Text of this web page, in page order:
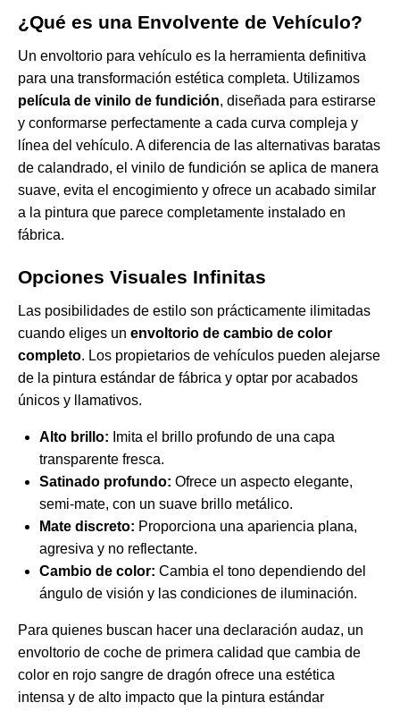
¿Qué es una Envolvente de Vehículo?
Un envoltorio para vehículo es la herramienta definitiva
para una transformación estética completa. Utilizamos
película de vinilo de fundición, diseñada para estirarse
y conformarse perfectamente a cada curva compleja y
línea del vehículo. A diferencia de las alternativas baratas
de calandrado, el vinilo de fundición se aplica de manera
suave, evita el encogimiento y ofrece un acabado similar
a la pintura que parece completamente instalado en
fábrica.
Opciones Visuales Infinitas
Las posibilidades de estilo son prácticamente ilimitadas
cuando eliges un envoltorio de cambio de color
completo. Los propietarios de vehículos pueden alejarse
de la pintura estándar de fábrica y optar por acabados
únicos y llamativos.
Alto brillo: Imita el brillo profundo de una capa
transparente fresca.
Satinado profundo: Ofrece un aspecto elegante,
semi-mate, con un suave brillo metálico.
Mate discreto: Proporciona una apariencia plana,
agresiva y no reflectante.
Cambio de color: Cambia el tono dependiendo del
ángulo de visión y las condiciones de iluminación.
Para quienes buscan hacer una declaración audaz, un
envoltorio de coche de primera calidad que cambia de
color en rojo sangre de dragón ofrece una estética
intensa y de alto impacto que la pintura estándar